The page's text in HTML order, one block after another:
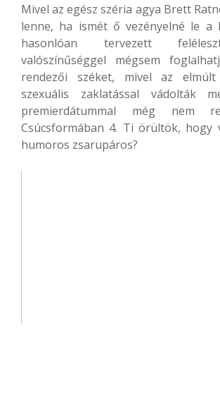
Mivel az egész széria agya Brett
lenne, ha ismét ő vezényelné le a
hasonlóan tervezett
valószínűséggel mégsem
rendezői széket, mivel az elmúlt
szexuális zaklatással vádolták
premierdátummal még nem
Csúcsformában 4. Ti örültök, hogy
humoros zsarupáros?